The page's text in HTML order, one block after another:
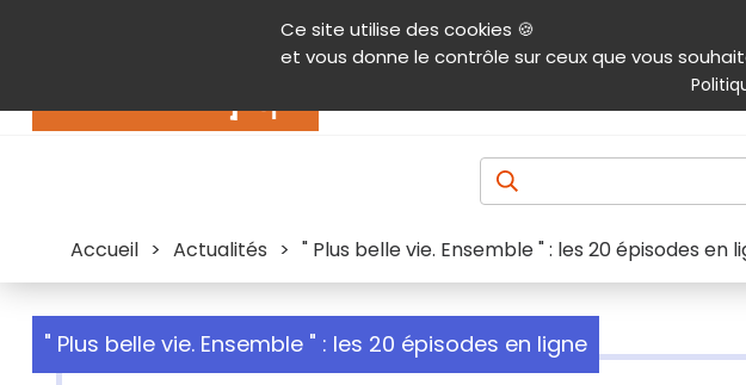
Ce site utilise des cookies 🍪
et vous donne le contrôle sur ceux que vous
Contenu Aide et accessibilité Menu principal
Produits & services
Accueil > Actualités > " Plus belle vie. Ensemble " : les 20 épisodes en
" Plus belle vie. Ensemble " : les 20 épisodes en ligne